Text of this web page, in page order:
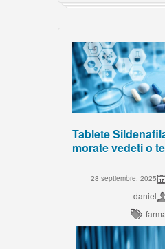
Tablete
morate vedeti o
28 septiembre, 2025
daniel